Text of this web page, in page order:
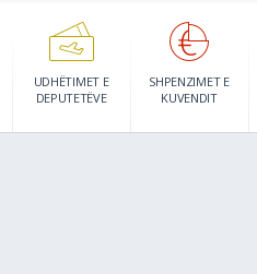
UDHËTIMET E
DEPUTETËVE
SHPENZIMET E
KUVENDIT